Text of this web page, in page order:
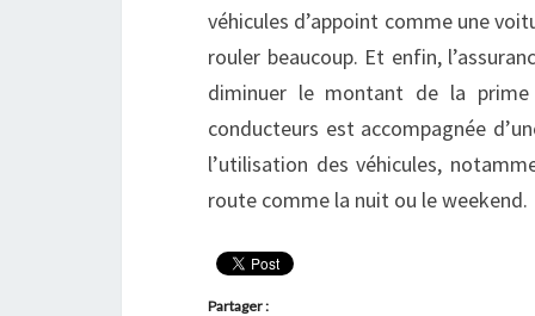
véhicules d’appoint comme une
rouler beaucoup. Et enfin,
diminuer le montant de la prime
conducteurs est accompagnée
l’utilisation des véhicules,
route comme la nuit ou le weekend.
Partager :